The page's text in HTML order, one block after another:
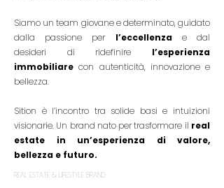
Siamo un team giovane e determinato, guidato
dalla passione per l’eccellenzae dal
desideri di ridefinire l’esperienza
immobiliare con autenticità, innovazione e
bellezza.
Sition è l’incontro tra solide basi e intuizioni
visionarie. Un brand nato per trasformare il real
estate in un’esperienza di valore,
bellezza e futuro.
REAL ESTATE & LIFESTYLE BRAND